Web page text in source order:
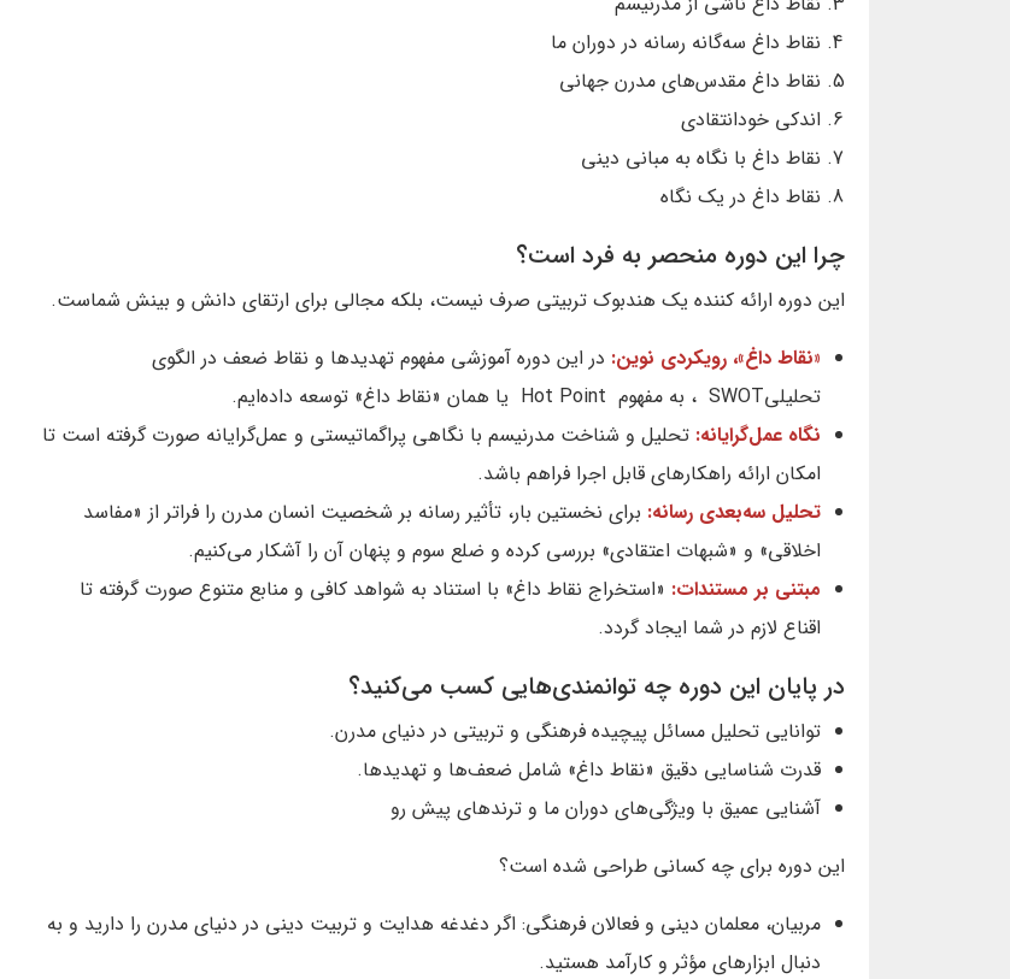
نقاط داغ سه‌گانه رسانه در دوران ما
نقاط داغ مقدس‌های مدرن جهانی
اندکی خودانتقادی
نقاط داغ با نگاه به مبانی دینی
نقاط داغ در یک نگاه
چرا این دوره منحصر به فرد است؟
این دوره ارائه کننده یک هندبوک تربیتی صرف نیست، بلکه مجالی برای ارتقای دانش و بینش شماست.
«نقاط داغ»، رویکردی نوین: در این دوره آموزشی مفهوم تهدیدها و نقاط ضعف در الگوی
تحلیلیSWOT ، به مفهوم Hot Point یا همان «نقاط داغ» توسعه داده‌ایم.
نگاه عمل‌گرایانه: تحلیل و شناخت مدرنیسم با نگاهی پراگماتیستی و عمل‌گرایانه صورت گرفته است تا
امکان ارائه راهکارهای قابل اجرا فراهم باشد.
تحلیل سه‌بعدی رسانه: برای نخستین بار، تأثیر رسانه بر شخصیت انسان مدرن را فراتر از «مفاسد
اخلاقی» و «شبهات اعتقادی» بررسی کرده و ضلع سوم و پنهان آن را آشکار می‌کنیم.
مبتنی بر مستندات: «استخراج نقاط داغ» با استناد به شواهد کافی و منابع متنوع صورت گرفته تا
اقناع لازم در شما ایجاد گردد.
در پایان این دوره چه توانمندی‌هایی کسب می‌کنید؟
توانایی تحلیل مسائل پیچیده فرهنگی و تربیتی در دنیای مدرن.
قدرت شناسایی دقیق «نقاط داغ» شامل ضعف‌ها و تهدیدها.
آشنایی عمیق با ویژگی‌های دوران ما و ترندهای پیش رو
این دوره برای چه کسانی طراحی شده است؟
مربیان، معلمان دینی و فعالان فرهنگی: اگر دغدغه هدایت و تربیت دینی در دنیای مدرن را دارید و به
دنبال ابزارهای مؤثر و کارآمد هستید.